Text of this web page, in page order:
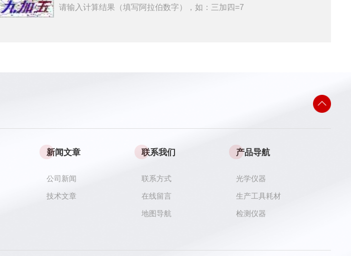
请输入计算结果（填写阿拉伯数字），如：三加四=7
新闻文章
公司新闻
技术文章
联系我们
联系方式
在线留言
地图导航
产品导航
光学仪器
生产工具耗材
检测仪器